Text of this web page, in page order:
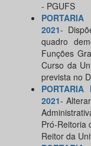
- PGUFS
2021-
quadro
Funções
Curso da
prevista no
2021-
Pró-Reitoria
Reitor da